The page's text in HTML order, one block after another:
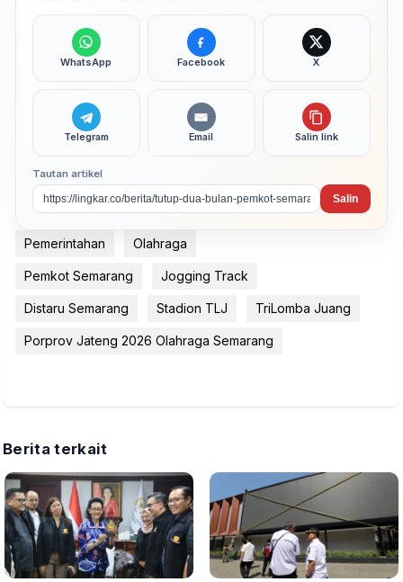
WhatsApp Facebook X
Telegram Email Salin link
Tautan artikel
Salin
Pemerintahan Olahraga
Pemkot Semarang Jogging Track
Distaru Semarang Stadion TLJ TriLomba Juang
Porprov Jateng 2026 Olahraga Semarang
Berita terkait